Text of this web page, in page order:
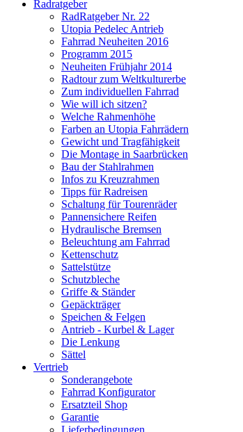
Radratgeber
RadRatgeber Nr. 22
Utopia Pedelec Antrieb
Fahrrad Neuheiten 2016
Programm 2015
Neuheiten Frühjahr 2014
Radtour zum Weltkulturerbe
Zum individuellen Fahrrad
Wie will ich sitzen?
Welche Rahmenhöhe
Farben an Utopia Fahrrädern
Gewicht und Tragfähigkeit
Die Montage in Saarbrücken
Bau der Stahlrahmen
Infos zu Kreuzrahmen
Tipps für Radreisen
Schaltung für Tourenräder
Pannensichere Reifen
Hydraulische Bremsen
Beleuchtung am Fahrrad
Kettenschutz
Sattelstütze
Schutzbleche
Griffe & Ständer
Gepäckträger
Speichen & Felgen
Antrieb - Kurbel & Lager
Die Lenkung
Sättel
Vertrieb
Sonderangebote
Fahrrad Konfigurator
Ersatzteil Shop
Garantie
Lieferbedingungen